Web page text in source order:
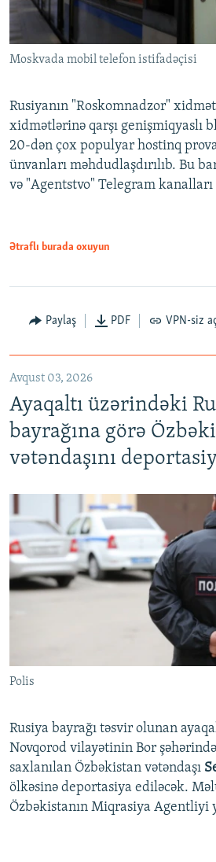
Moskvada mobil telefon istifadəçisi
Rusiyanın "Roskomnadzor"
xidmətlərinə qarşı genişmiqyaslı
20-dən çox populyar hostinq
ünvanları məhdudlaşdırılıb. Bu
və "Agentstvo" Telegram kanalları
Ətraflı burada oxuyun
Paylaş PDF VPN-siz
Avqust 03, 2026
Ayaqaltı üzərindəki
bayrağına görə
vətəndaşını
Polis
Rusiya bayrağı təsvir olunan
Novqorod vilayətinin Bor
saxlanılan Özbəkistan vətəndaşı
ölkəsinə deportasiya ediləcək.
Özbəkistanın Miqrasiya Agentliyi